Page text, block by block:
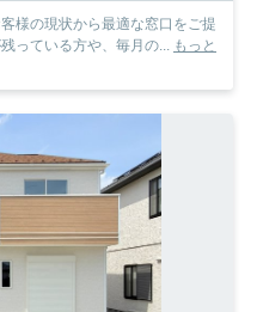
様の現状から最適な窓口をご提
っている方や、毎月の...
もっと